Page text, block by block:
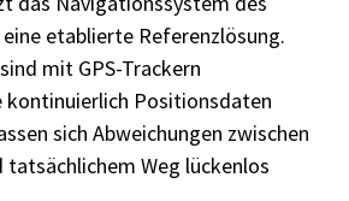
Referenzfahrzeug
paralleler Testeinsatz
GPS, ETA, Fotos, Zeit
Fehler, Abweichungen
eine etablierte Referenzlösung.
mit GPS-Trackern
Positionsdaten
sich Abweichungen zwischen
tatsächlichem Weg lückenlos